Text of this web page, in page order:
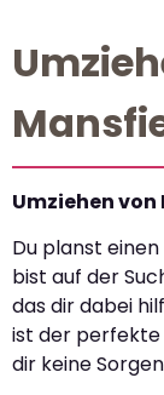
Umziehen
Du planst
bist auf der
das dir dabei
ist der perfekte
dir keine